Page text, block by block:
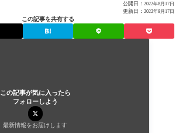
公開日： 2022年8月17日
更新日： 2022年8月17日
この記事を共有する
この記事が気に入ったら
フォローしよう
最新情報をお届けします